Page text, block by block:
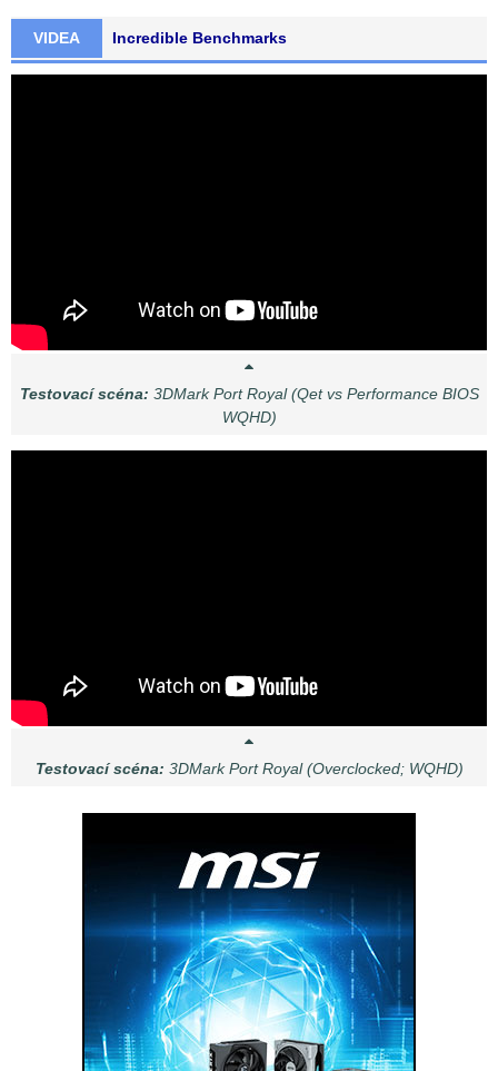
VIDEA Incredible Benchmarks
Testovací scéna: 3DMark Port Royal (Qet vs Performance BIOS
WQHD)
Testovací scéna: 3DMark Port Royal (Overclocked; WQHD)